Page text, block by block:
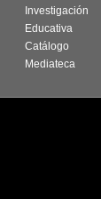
Investigación
Educativa
Catálogo
Mediateca